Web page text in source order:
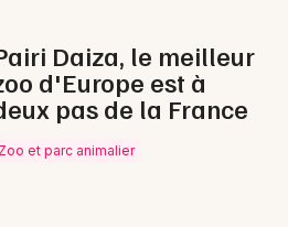
Daiza, le meilleur
d'Europe est à
pas de la France
Zoo et parc animalier